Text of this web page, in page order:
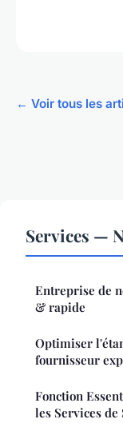
← Voir tous les
Services —
Entreprise de
& rapide
Optimiser
fournisseur
Fonction
les Services